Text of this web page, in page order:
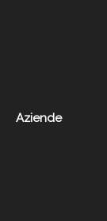
Aziende